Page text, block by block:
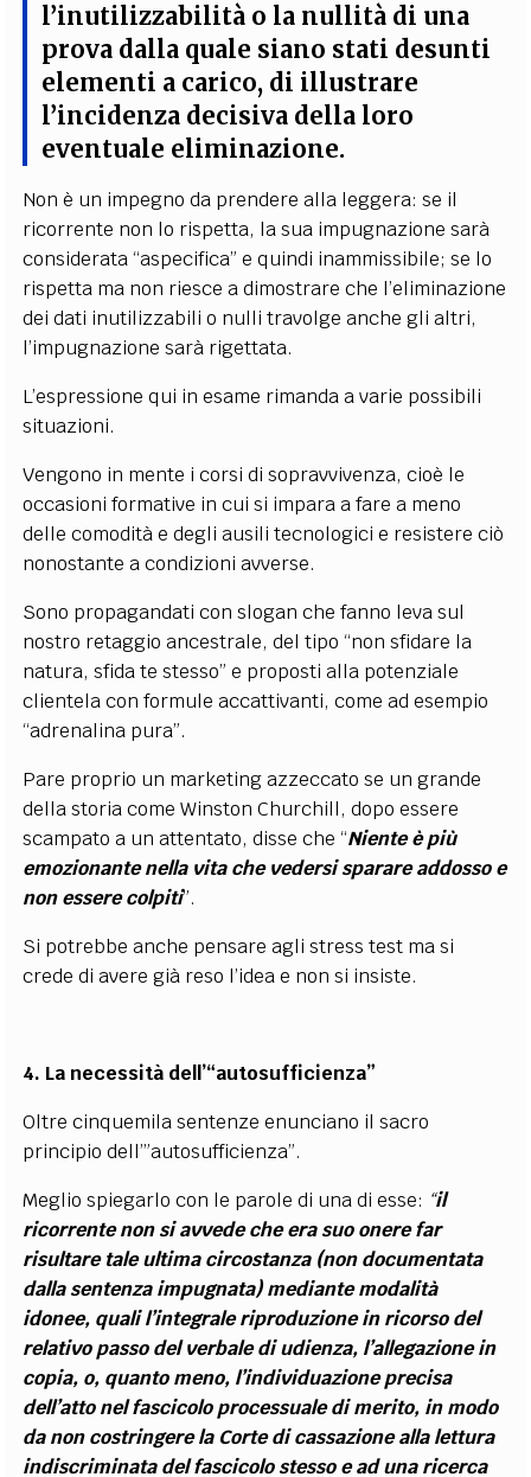
l’inutilizzabilità o la nullità di una
prova dalla quale siano stati desunti
elementi a carico, di illustrare
l’incidenza decisiva della loro
eventuale eliminazione.
Non è un impegno da prendere alla leggera: se il
ricorrente non lo rispetta, la sua impugnazione sarà
considerata “aspecifica” e quindi inammissibile; se lo
rispetta ma non riesce a dimostrare che l’eliminazione
dei dati inutilizzabili o nulli travolge anche gli altri,
l’impugnazione sarà rigettata.
L’espressione qui in esame rimanda a varie possibili
situazioni.
Vengono in mente i corsi di sopravvivenza, cioè le
occasioni formative in cui si impara a fare a meno
delle comodità e degli ausili tecnologici e resistere ciò
nonostante a condizioni avverse.
Sono propagandati con slogan che fanno leva sul
nostro retaggio ancestrale, del tipo “non sfidare la
natura, sfida te stesso” e proposti alla potenziale
clientela con formule accattivanti, come ad esempio
“adrenalina pura”.
Pare proprio un marketing azzeccato se un grande
della storia come Winston Churchill, dopo essere
scampato a un attentato, disse che “Niente è più
emozionante nella vita che vedersi sparare addosso e
non essere colpiti”.
Si potrebbe anche pensare agli stress test ma si
crede di avere già reso l’idea e non si insiste.
4. La necessità dell’“autosufficienza”
Oltre cinquemila sentenze enunciano il sacro
principio dell’”autosufficienza”.
Meglio spiegarlo con le parole di una di esse: “il
ricorrente non si avvede che era suo onere far
risultare tale ultima circostanza (non documentata
dalla sentenza impugnata) mediante modalità
idonee, quali l’integrale riproduzione in ricorso del
relativo passo del verbale di udienza, l’allegazione in
copia, o, quanto meno, l’individuazione precisa
dell’atto nel fascicolo processuale di merito, in modo
da non costringere la Corte di cassazione alla lettura
indiscriminata del fascicolo stesso e ad una ricerca